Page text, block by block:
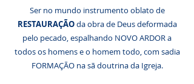
Ser no mundo instrumento oblato de
RESTAURAÇÃOda obra de Deus deformada
pelo pecado, espalhando NOVO ARDOR a
todos os homens e o homem todo, com sadia
FORMAÇÃO na sã doutrina da Igreja.